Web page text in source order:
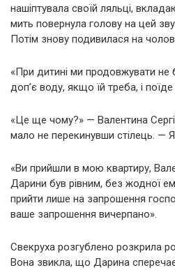
нашіптувала своїй ляльці,
мить повернула голову на цей
Потім знову подивилася на
«При дитині ми продовжувати
доп’є воду, якщо їй треба, і
«Це ще чому?» — Валентина
мало не перекинувши стілець. —
«Ви прийшли в мою квартиру,
Дарини був рівним, без жодної
прийти лише на запрошення
ваше запрошення вичерпано».
Свекруха розгублено розкрила
Вона звикла, що Дарина